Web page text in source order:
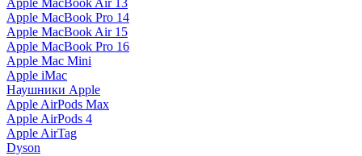
Apple MacBook Air 13
Apple MacBook Pro 14
Apple MacBook Air 15
Apple MacBook Pro 16
Apple Mac Mini
Apple iMac
Наушники Apple
Apple AirPods Max
Apple AirPods 4
Apple AirTag
Dyson